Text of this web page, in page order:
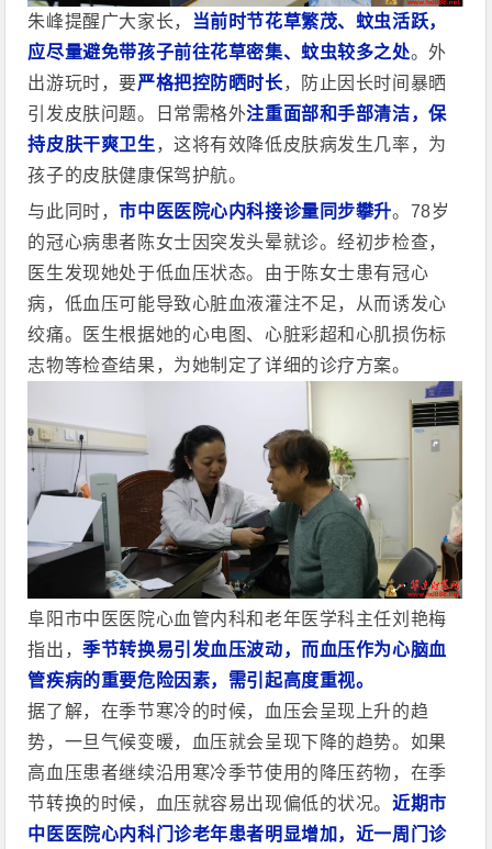
朱峰提醒广大家长，
当前时节花草繁茂、蚊虫活跃，
应尽量避免带孩子前往花草密集、蚊虫较多之处。外
出游玩时，要严格把控防晒时长，防止因长时间暴晒
引发皮肤问题。日常需格外注重面部和手部清洁，保
持皮肤干爽卫生 ，这将有效降低皮肤病发生几率，为
孩子的皮肤健康保驾护航。
与此同时，市中医医 院心内科接诊量同步攀升。78岁
的冠心病患者陈女士因突发头晕就诊。经初步检查，
医生发现她处于低血压状态。由于陈女士患有冠心
病，低血压可能导致心脏血液灌注不足，从而诱发心
绞痛。医生根据她的心电图、心脏彩超和心肌损伤标
志物等检查结果，为她制定了详细的诊疗方案。
阜阳市中医 医 院心血管内科和老年医学科主任刘艳梅
指出，季节转换易引发血压波动，而血压作为心脑血
管疾病的重要危险因素，需引起高度重视。
据了解，在季节寒冷的时候，血压会呈现上升的趋
势，一旦气候变暖，血压就会呈现下降的趋势。如果
高血压患者继续沿用寒冷季节使用的降压药物，在季
节转换的时候，血压就容易出现偏低的状况。近期市
中医 医院心内科门诊老年患者明显增加，近一周门诊